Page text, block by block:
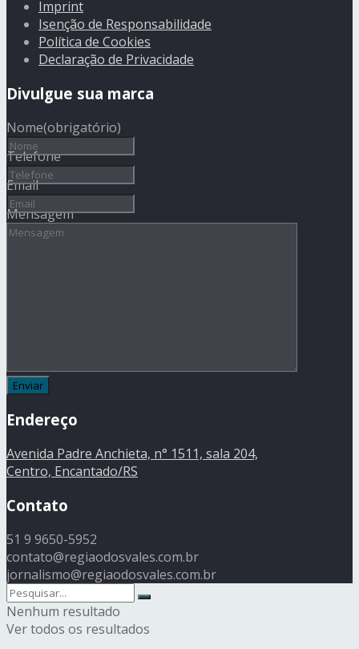
Imprint
Isenção de Responsabilidade
Política de Cookies
Declaração de Privacidade
Divulgue sua marca
Nome(obrigatório)
Telefone
Email
Mensagem
Endereço
Avenida Padre Anchieta, n° 1511, sala 204,
Centro, Encantado/RS
Contato
51 9 9650-5952
contato@regiaodosvales.com.br
jornalismo@regiaodosvales.com.br
Nenhum resultado
Ver todos os resultados